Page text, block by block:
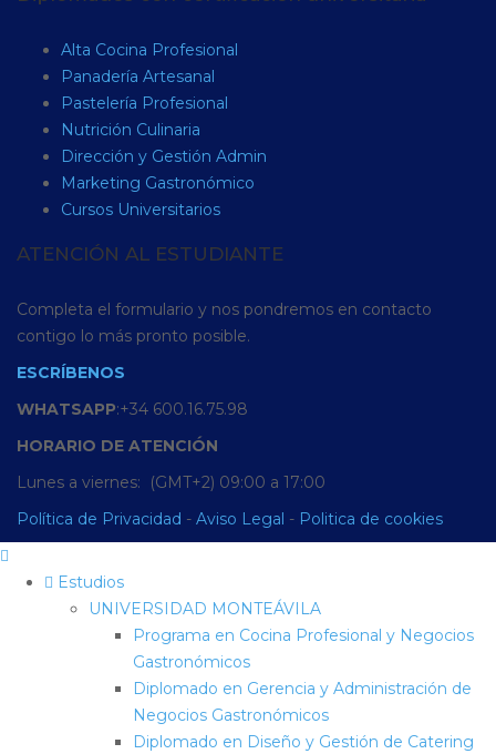
Alta Cocina Profesional
Panadería Artesanal
Pastelería Profesional
Nutrición Culinaria
Dirección y Gestión Admin
Marketing Gastronómico
Cursos Universitarios
ATENCIÓN AL ESTUDIANTE
Completa el formulario y nos pondremos en contacto
contigo lo más pronto posible.
ESCRÍBENOS
WHATSAPP:+34 600.16.75.98
HORARIO DE ATENCIÓN
Lunes a viernes: (GMT+2) 09:00 a 17:00
Política de Privacidad - Aviso Legal - Politica de cookies
Estudios
UNIVERSIDAD MONTEÁVILA
Programa en Cocina Profesional y Negocios
Gastronómicos
Diplomado en Gerencia y Administración de
Negocios Gastronómicos
Diplomado en Diseño y Gestión de Catering